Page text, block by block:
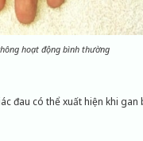
hoạt động bình thường
đau có thể xuất hiện khi gan